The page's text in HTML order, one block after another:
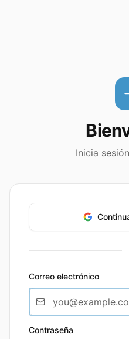
Inicia
Correo electrónico
Contraseña